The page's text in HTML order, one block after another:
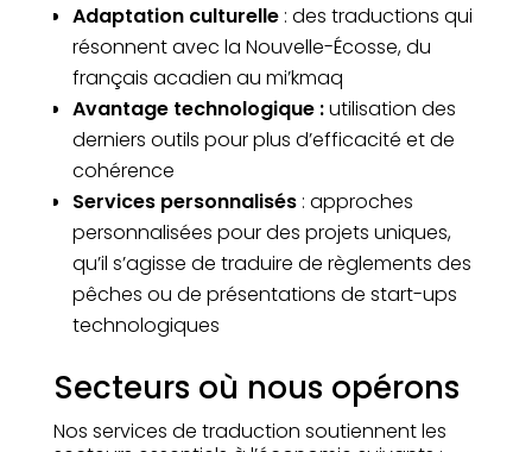
Adaptation culturelle : des traductions qui
résonnent avec la Nouvelle-Écosse, du
français acadien au mi’kmaq
Avantage technologique :utilisation des
derniers outils pour plus d’efficacité et de
cohérence
Services personnalisés : approches
personnalisées pour des projets uniques,
qu’il s’agisse de traduire de règlements des
pêches ou de présentations de start-ups
technologiques
Secteurs où nous opérons
Nos services de traduction soutiennent les